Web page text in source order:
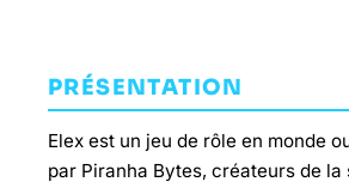
PRÉSENTATION
Elex est un jeu de rôle en monde
par Piranha Bytes, créateurs de la